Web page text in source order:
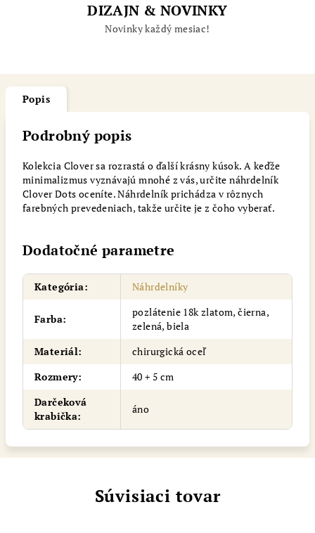
DIZAJN & NOVINKY
Novinky každý mesiac!
Popis
Podrobný popis
Kolekcia Clover sa rozrastá o ďalší krásny kúsok. A keďže
minimalizmus vyznávajú mnohé z vás, určite náhrdelník
Clover Dots oceníte. Náhrdelník prichádza v rôznych
farebných prevedeniach, takže určite je z čoho vyberať.
Dodatočné parametre
Kategória: Náhrdelníky
Farba:
pozlátenie 18k zlatom, čierna,
zelená, biela
Materiál:
chirurgická oceľ
Rozmery:
40 + 5 cm
Darčeková
krabička:
áno
Súvisiaci tovar